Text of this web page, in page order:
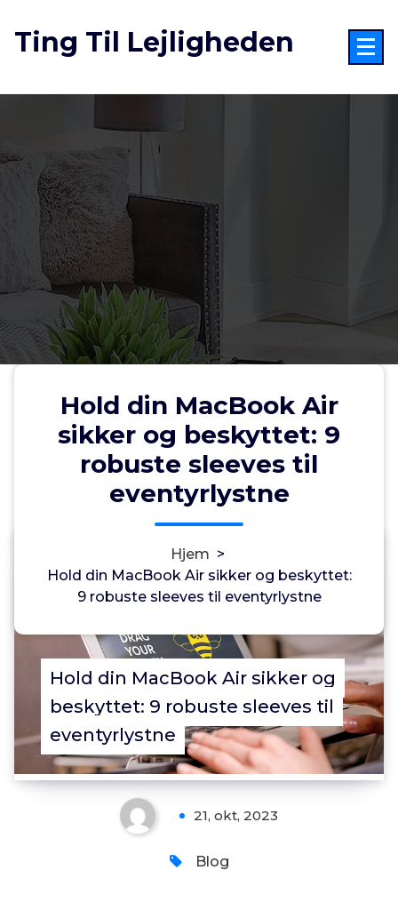
indhold
Ting Til Lejligheden
Hold din MacBook Air
sikker og beskyttet: 9
robuste sleeves til
eventyrlystne
Hjem >
Hold din MacBook Air sikker og beskyttet:
9 robuste sleeves til eventyrlystne
Hold din MacBook Air sikker og
beskyttet: 9 robuste sleeves til
eventyrlystne
0
21, okt, 2023
Blog